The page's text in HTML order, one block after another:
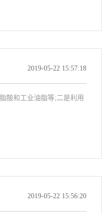
2019-05-22 15:57:18
酸和工业油脂等;二是利用
2019-05-22 15:56:20